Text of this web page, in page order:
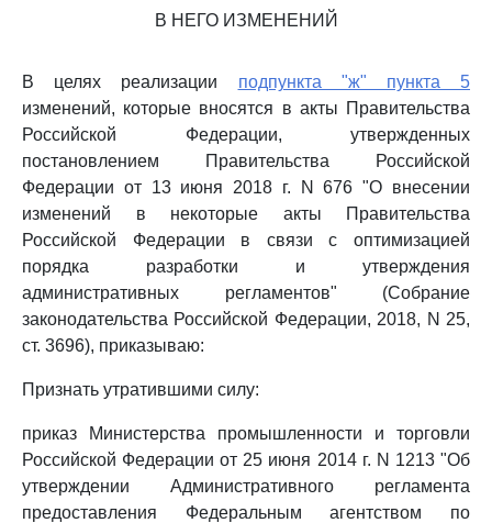
В НЕГО ИЗМЕНЕНИЙ
В целях реализации подпункта "ж" пункта 5
изменений, которые вносятся в акты Правительства
Российской Федерации, утвержденных
постановлением Правительства Российской
Федерации от 13 июня 2018 г. N 676 "О внесении
изменений в некоторые акты Правительства
Российской Федерации в связи с оптимизацией
порядка разработки и утверждения
административных регламентов" (Собрание
законодательства Российской Федерации, 2018, N 25,
ст. 3696), приказываю:
Признать утратившими силу:
приказ Министерства промышленности и торговли
Российской Федерации от 25 июня 2014 г. N 1213 "Об
утверждении Административного регламента
предоставления Федеральным агентством по